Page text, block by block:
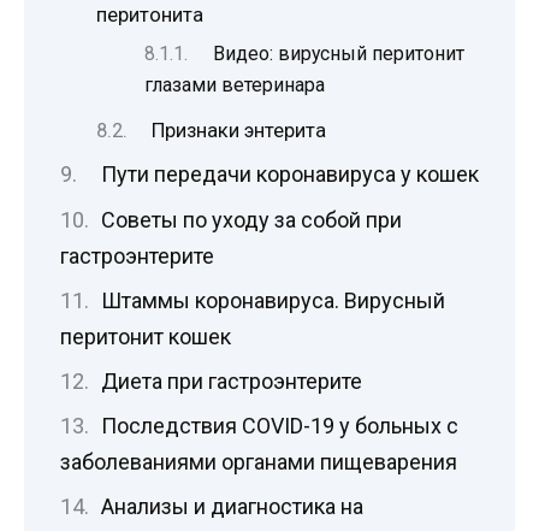
перитонита
Видео: вирусный перитонит
глазами ветеринара
Признаки энтерита
Пути передачи коронавируса у кошек
Советы по уходу за собой при
гастроэнтерите
Штаммы коронавируса. Вирусный
перитонит кошек
Диета при гастроэнтерите
Последствия COVID-19 у больных с
заболеваниями органами пищеварения
Анализы и диагностика на